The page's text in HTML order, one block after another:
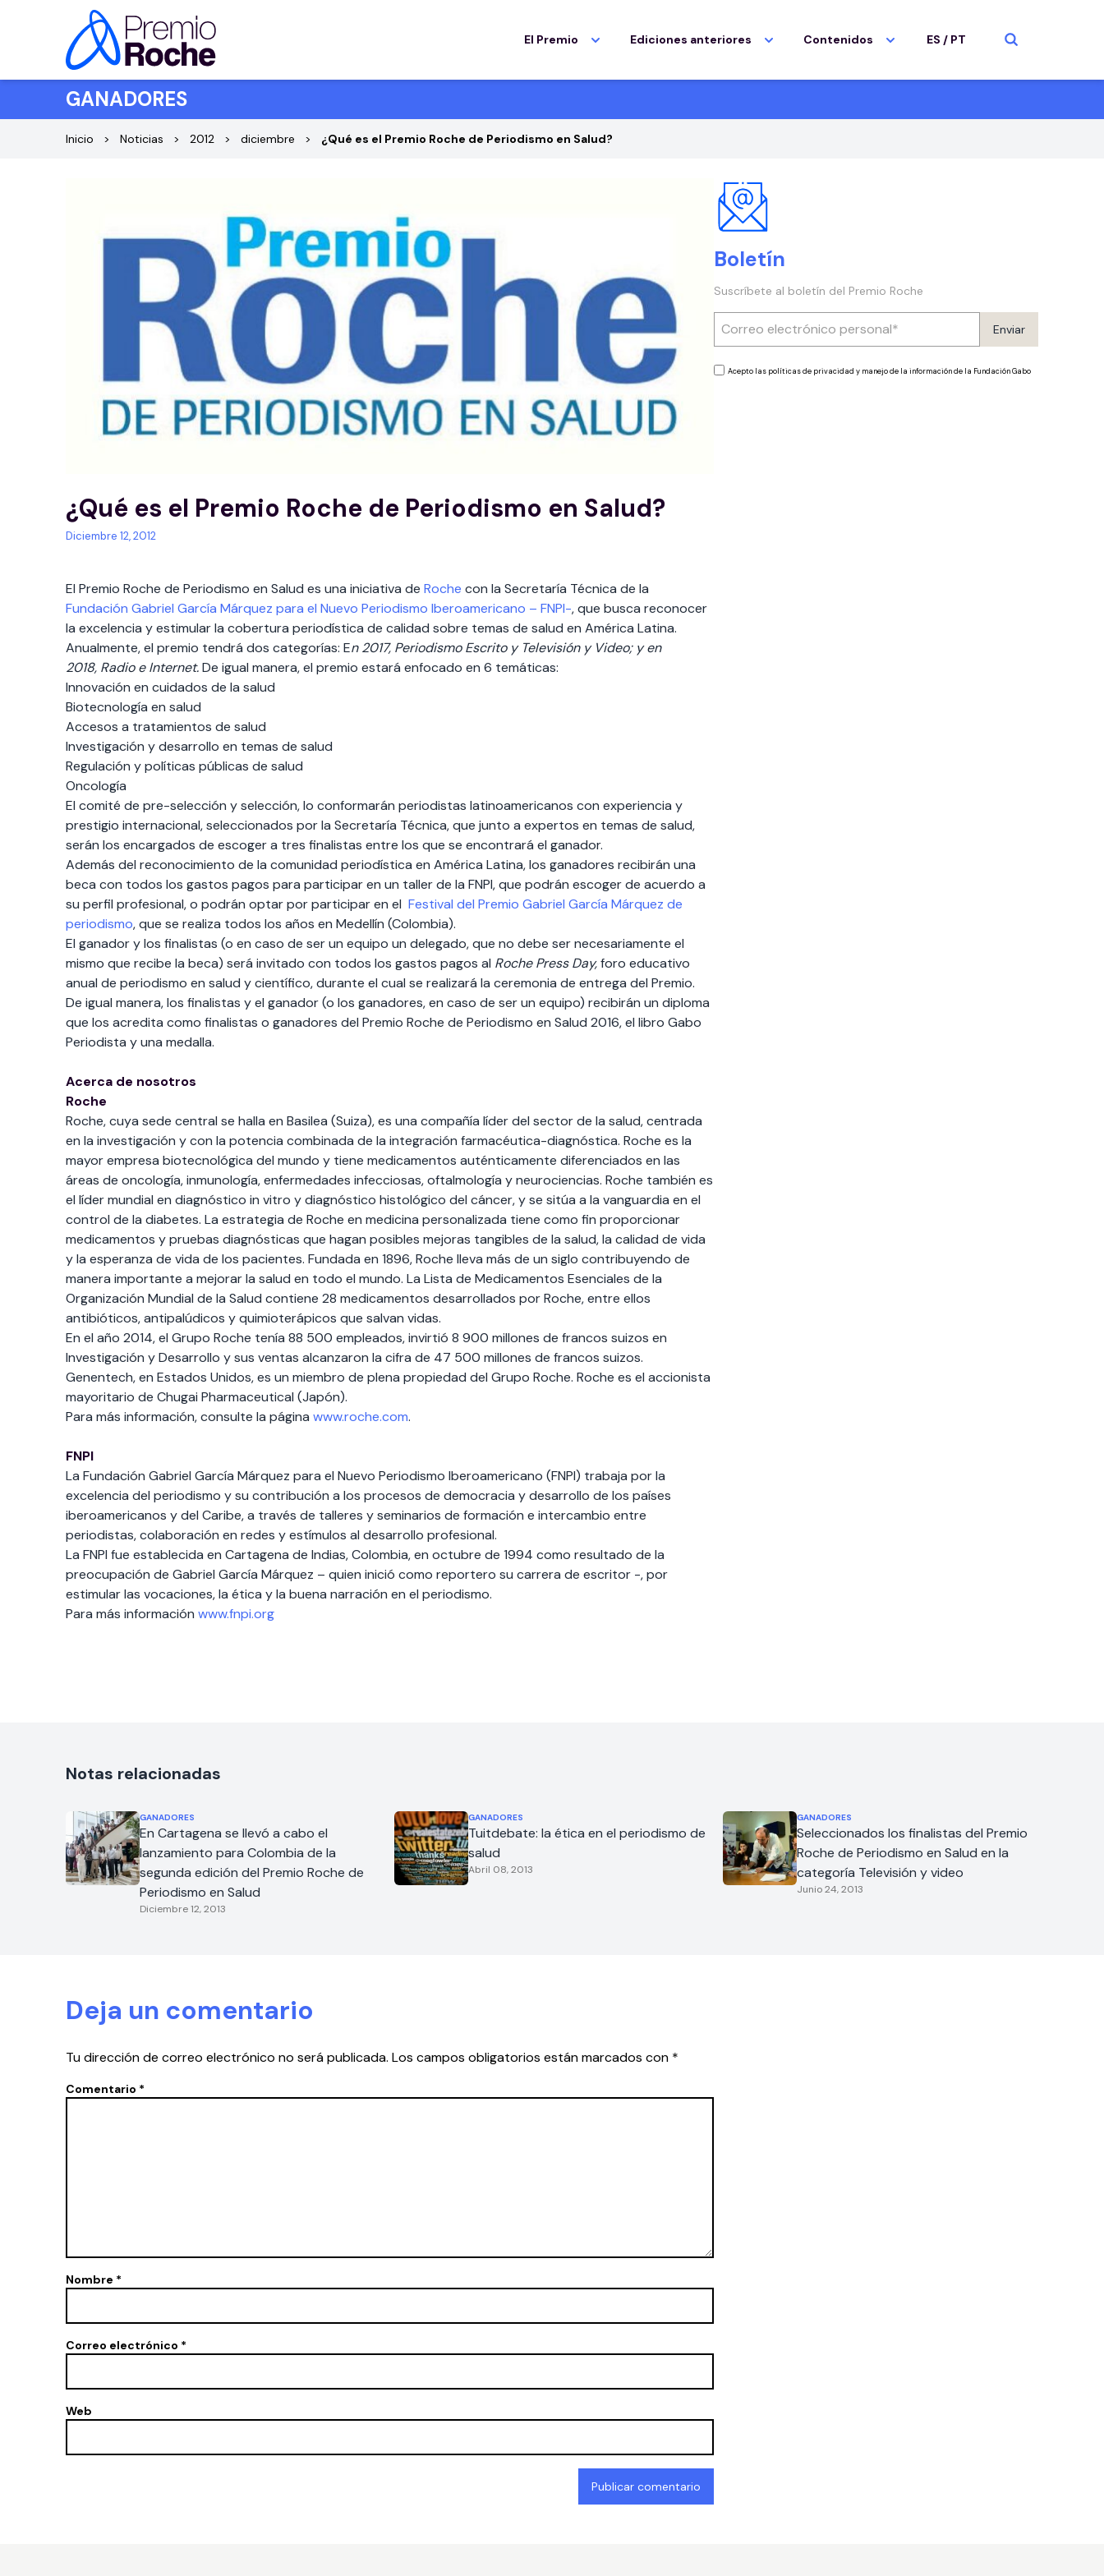
Saltar al contenido
El Premio Ediciones anteriores Contenidos ES / PT
GANADORES
Inicio Noticias 2012 diciembre ¿Qué es el Premio Roche de Periodismo en Salud?
¿Qué es el Premio Roche de Periodismo en Salud?
Diciembre 12, 2012
El Premio Roche de Periodismo en Salud es una iniciativa de Roche con la Secretaría Técnica de la
Fundación Gabriel García Márquez para el Nuevo Periodismo Iberoamericano – FNPI-, que busca reconocer
la excelencia y estimular la cobertura periodística de calidad sobre temas de salud en América Latina.
Anualmente, el premio tendrá dos categorías: En 2017, Periodismo Escritoy Televisión y Video; y en
2018, RadioeInternet.De igual manera, el premio estará enfocado en 6 temáticas:
Innovación en cuidados de la salud
Biotecnología en salud
Accesos a tratamientos de salud
Investigación y desarrollo en temas de salud
Regulación y políticas públicas de salud
Oncología
El comité de pre-selección y selección, lo conformarán periodistas latinoamericanos con experiencia y
prestigio internacional, seleccionados por la Secretaría Técnica, que junto a expertos en temas de salud,
serán los encargados de escoger a tres finalistas entre los que se encontrará el ganador.
Además del reconocimiento de la comunidad periodística en América Latina, los ganadores recibirán una
beca con todos los gastos pagos para participar en un taller de la FNPI, que podrán escoger de acuerdo a
su perfil profesional, o podrán optar por participar en el Festival del Premio Gabriel García Márquez de
periodismo, que se realiza todos los años en Medellín (Colombia).
El ganador y los finalistas (o en caso de ser un equipo un delegado, que no debe ser necesariamente el
mismo que recibe la beca) será invitado con todos los gastos pagos al Roche Press Day,foro educativo
anual de periodismo en salud y científico, durante el cual se realizará la ceremonia de entrega del Premio.
De igual manera, los finalistas y el ganador (o los ganadores, en caso de ser un equipo) recibirán un diploma
que los acredita como finalistas o ganadores del Premio Roche de Periodismo en Salud 2016, el libro Gabo
Periodista y una medalla.
Acerca de nosotros
Roche
Roche, cuya sede central se halla en Basilea (Suiza), es una compañía líder del sector de la salud, centrada
en la investigación y con la potencia combinada de la integración farmacéutica-diagnóstica. Roche es la
mayor empresa biotecnológica del mundo y tiene medicamentos auténticamente diferenciados en las
áreas de oncología, inmunología, enfermedades infecciosas, oftalmología y neurociencias. Roche también es
el líder mundial en diagnóstico in vitro y diagnóstico histológico del cáncer, y se sitúa a la vanguardia en el
control de la diabetes. La estrategia de Roche en medicina personalizada tiene como fin proporcionar
medicamentos y pruebas diagnósticas que hagan posibles mejoras tangibles de la salud, la calidad de vida
y la esperanza de vida de los pacientes. Fundada en 1896, Roche lleva más de un siglo contribuyendo de
manera importante a mejorar la salud en todo el mundo. La Lista de Medicamentos Esenciales de la
Organización Mundial de la Salud contiene 28 medicamentos desarrollados por Roche, entre ellos
antibióticos, antipalúdicos y quimioterápicos que salvan vidas.
En el año 2014, el Grupo Roche tenía 88 500 empleados, invirtió 8 900 millones de francos suizos en
Investigación y Desarrollo y sus ventas alcanzaron la cifra de 47 500 millones de francos suizos.
Genentech, en Estados Unidos, es un miembro de plena propiedad del Grupo Roche. Roche es el accionista
mayoritario de Chugai Pharmaceutical (Japón).
Para más información, consulte la página www.roche.com.
FNPI
La Fundación Gabriel García Márquez para el Nuevo Periodismo Iberoamericano (FNPI) trabaja por la
excelencia del periodismo y su contribución a los procesos de democracia y desarrollo de los países
iberoamericanos y del Caribe, a través de talleres y seminarios de formación e intercambio entre
periodistas, colaboración en redes y estímulos al desarrollo profesional.
La FNPI fue establecida en Cartagena de Indias, Colombia, en octubre de 1994 como resultado de la
preocupación de Gabriel García Márquez – quien inició como reportero su carrera de escritor -, por
estimular las vocaciones, la ética y la buena narración en el periodismo.
Para más información www.fnpi.org
Boletín
Suscríbete al boletín del Premio Roche
Enviar
Acepto las políticas de privacidad y manejo de la información de la Fundación Gabo
Notas relacionadas
GANADORES
En Cartagena se llevó a cabo el
lanzamiento para Colombia de la
segunda edición del Premio Roche de
Periodismo en Salud
Diciembre 12, 2013
GANADORES
Tuitdebate: la ética en el periodismo de
salud
Abril 08, 2013
GANADORES
Seleccionados los finalistas del Premio
Roche de Periodismo en Salud en la
categoría Televisión y video
Junio 24, 2013
Deja un comentario
Tu dirección de correo electrónico no será publicada. Los campos obligatorios están marcados con *
Comentario *
Nombre *
Correo electrónico *
Web